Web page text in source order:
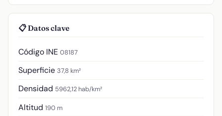
📋 Datos clave
Código INE 08187
Superficie 37,8 km²
Densidad 5962,12 hab/km²
Altitud 190 m